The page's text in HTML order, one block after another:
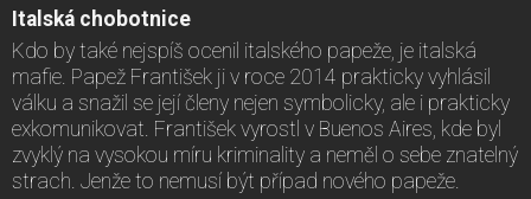
Italská chobotnice
Kdo by také nejspíš ocenil italského papeže, je italská
mafie. Papež František ji v roce 2014 prakticky vyhlásil
válku a snažil se její členy nejen symbolicky, ale i prakticky
exkomunikovat. František vyrostl v Buenos Aires, kde byl
zvyklý na vysokou míru kriminality a neměl o sebe znatelný
strach. Jenže to nemusí být případ nového papeže.